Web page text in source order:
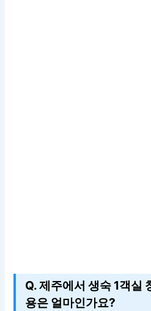
Q. 제주에서 생숙 1객실
용은 얼마인가요?